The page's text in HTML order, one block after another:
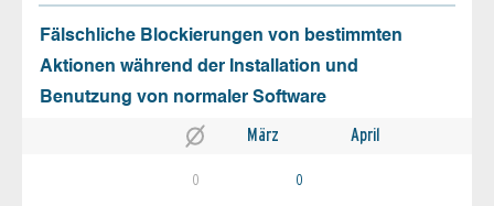
Fälschliche Blockierungen von bestimmten
Aktionen während der Installation und
Benutzung von normaler Software
März April
0 0